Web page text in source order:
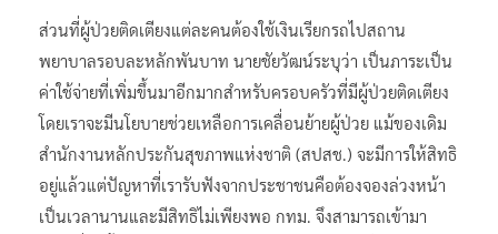
ส่วนที่ผู้ป่วยติดเตียงแต่ละคนต้องใช้เงินเรียกรถไปสถาน
พยาบาลรอบละหลักพันบาท นายชัยวัฒน์ระบุว่า เป็นภาระเป็น
ค่าใช้จ่ายที่เพิ่มขึ้นมาอีกมากสำหรับครอบครัวที่มีผู้ป่วยติดเตียง
โดยเราจะมีนโยบายช่วยเหลือการเคลื่อนย้ายผู้ป่วย แม้ของเดิม
สำนักงานหลักประกันสุขภาพแห่งชาติ (สปสช.) จะมีการให้สิทธิ
อยู่แล้วแต่ปัญหาที่เรารับฟังจากประชาชนคือต้องจองล่วงหน้า
เป็นเวลานานและมีสิทธิไม่เพียงพอ กทม. จึงสามารถเข้ามา